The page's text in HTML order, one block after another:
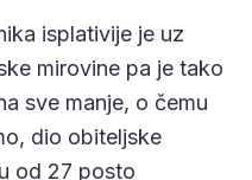
isplativije je uz
mirovine pa je tako
sve manje, o čemu
dio obiteljske
od 27 posto